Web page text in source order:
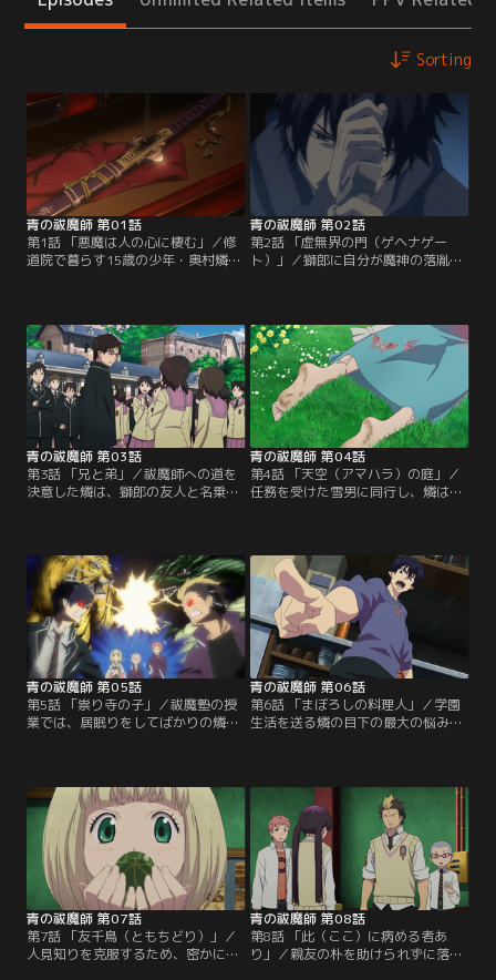
Sorting
青の祓魔師 第01話
第1話 「悪魔は人の心に棲む」／修
道院で暮らす15歳の少年・奥村燐
ていた。翌日、養父・獅郎に送り出
されてバイトの面接に向かった燐
は、店内で暴れる悪魔の姿を発見！
結局この騒ぎで面接は失敗し、また
しても落ち込む燐。
青の祓魔師 第02話
第2話 「虚無界の門（ゲヘナゲー
ト）」／獅郎に自分が魔神の落胤で
郎に「決して抜いてはならない」と
降魔剣を渡され、修道院地下室に隠
される燐。外では、巨大な悪魔と化
した白鳥と祓魔師たちとの熾烈な戦
いが展開される！
青の祓魔師 第03話
第3話 「兄と弟」／祓魔師への道を
決意した燐は、獅郎の友人と名乗る
入学…と、燐にとって新たな環境は
驚きの連続であった！その後、燐は
「魔神の落胤であることは秘密」と
メフィストに厳しく釘を刺されつ
つ、祓魔師の養成所・祓魔塾へ向か
う。
青の祓魔師 第04話
第4話 「天空（アマハラ）の庭」／
任務を受けた雪男に同行し、燐は祓
えみが世話する庭は、亡き祖母から
受け継いだ大切なものらしい。その
時雪男が現れ、しえみの足を診察。
彼女の足に悪魔の痕跡を発見し、雪
男は庭が原因と推察する。
青の祓魔師 第05話
第5話 「祟り寺の子」／祓魔塾の授
業では、居眠りをしてばかりの燐。
寺を再興しようとする彼にとって、
意識の低い燐が同じ境遇にいること
が我慢ならないのだ。短気で喧嘩っ
早い、ある意味似たもの同士の燐と
勝呂は、当然ながらことあるごとに
衝突してしまう！
青の祓魔師 第06話
第6話 「まぼろしの料理人」／学園
生活を送る燐の目下の最大の悩み、
ブ御用達で高額な学食メニューなど
手が届かない。燐は雪男の助言で寮
の厨房を使い、自炊生活を始めるこ
とに。しかし夜に下ごしらえした料
理が、朝になると消えているという
事件が発生！
青の祓魔師 第07話
第7話 「友千鳥（ともちどり）」／
人見知りを克服するため、密かに
青の祓魔師 第08話
第8話 「此（ここ）に病める者あ
り」／親友の朴を助けられずに落ち